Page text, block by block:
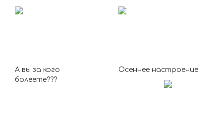
А вы за кого
болеете???
Осеннее настроение